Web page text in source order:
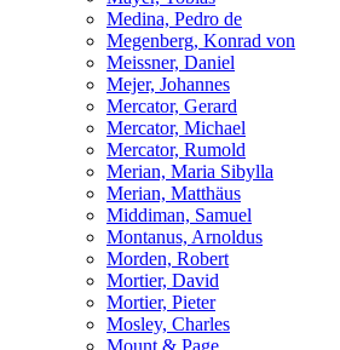
Medina, Pedro de
Megenberg, Konrad von
Meissner, Daniel
Mejer, Johannes
Mercator, Gerard
Mercator, Michael
Mercator, Rumold
Merian, Maria Sibylla
Merian, Matthäus
Middiman, Samuel
Montanus, Arnoldus
Morden, Robert
Mortier, David
Mortier, Pieter
Mosley, Charles
Mount & Page